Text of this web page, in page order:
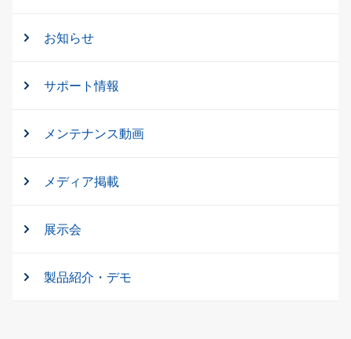
お知らせ
サポート情報
メンテナンス動画
メディア掲載
展示会
製品紹介・デモ